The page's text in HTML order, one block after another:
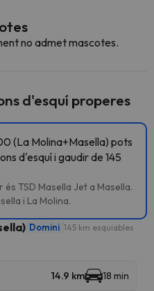
no admet mascotes.
d'esquí properes
(La Molina+Masella) pots
d'esquí i gaudir de 145
TSD Masella Jet a Masella.
i La Molina.
Domini 145 km esquiables
14.9 km 18 min